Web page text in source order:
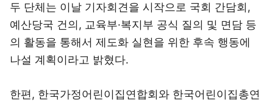
두 단체는 이날 기자회견을 시작으로 국회 간담회,
예산당국 건의, 교육부·복지부 공식 질의 및 면담 등
의 활동을 통해서 제도화 실현을 위한 후속 행동에
나설 계획이라고 밝혔다.
한편, 한국가정어린이집연합회와 한국어린이집총연